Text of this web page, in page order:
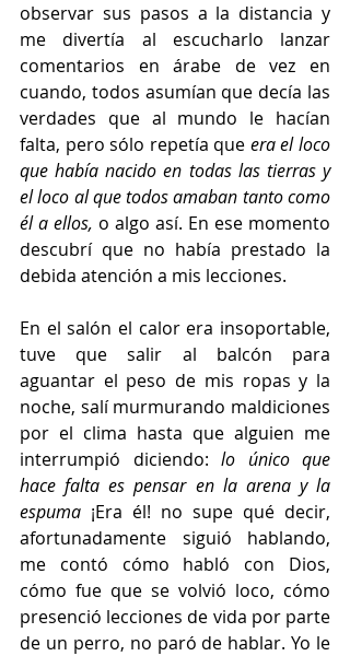
observar sus pasos a la distancia y
me divertía al escucharlo lanzar
comentarios en árabe de vez en
cuando, todos asumían que decía las
verdades que al mundo le hacían
falta, pero sólo repetía que era el loco
que había nacido en todas las tierras y
el loco al que todos amaban tanto como
él a ellos, o algo así. En ese momento
descubrí que no había prestado la
debida atención a mis lecciones.
En el salón el calor era insoportable,
tuve que salir al balcón para
aguantar el peso de mis ropas y la
noche, salí murmurando maldiciones
por el clima hasta que alguien me
interrumpió diciendo: lo único que
hace falta es pensar en la arena y la
espuma ¡Era él! no supe qué decir,
afortunadamente siguió hablando,
me contó cómo habló con Dios,
cómo fue que se volvió loco, cómo
presenció lecciones de vida por parte
de un perro, no paró de hablar. Yo le